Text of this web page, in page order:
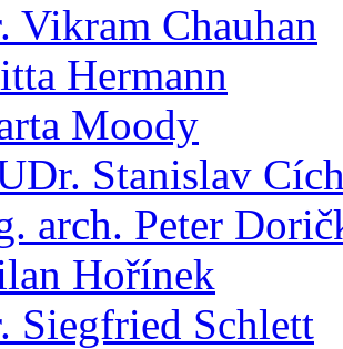
Vikram Chauhan
Hermann
Moody
Stanislav
arch. Peter
Hořínek
Siegfried Schlett